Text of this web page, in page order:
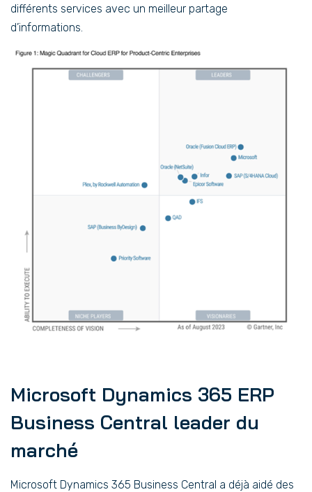
différents services avec un meilleur partage
d’informations.
Microsoft Dynamics 365 ERP
Business Central leader du
marché
Microsoft Dynamics 365 Business Central a déjà aidé des